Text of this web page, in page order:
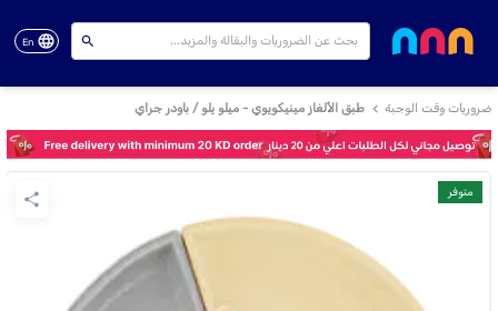
En
ضروريات وقت الوجبة طبق الألغاز مينيكويوي - ميلو يلو / باودر جراي
متوفر